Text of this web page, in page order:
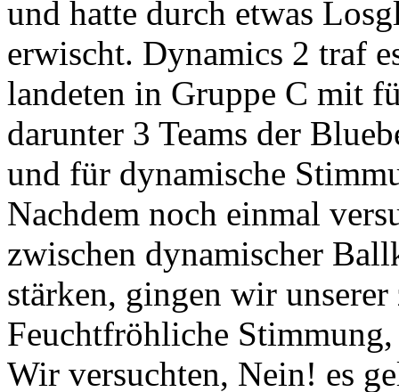
und hatte durch etwas
erwischt. Dynamics 2 traf
landeten in Gruppe C mit
darunter 3 Teams der
und für dynamische
Nachdem noch einmal
zwischen dynamischer
stärken, gingen wir
Feuchtfröhliche
Wir versuchten, Nein! es